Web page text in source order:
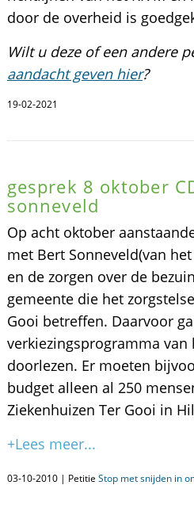
door de overheid is
Wilt u deze of een andere
aandacht geven hier?
19-02-2021
gesprek 8 oktober
sonneveld
Op acht oktober
met Bert Sonneveld(van
en de zorgen over de
gemeente die het
Gooi betreffen. Daarvoor
verkiezingsprogramma van
doorlezen. Er moeten
budget alleen al 250
Ziekenhuizen Ter Gooi in
+Lees meer...
03-10-2010 | Petitie Stop met snijden in